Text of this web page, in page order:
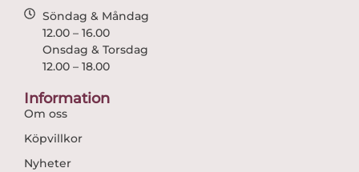
Söndag & Måndag
12.00 – 16.00
Onsdag & Torsdag
12.00 – 18.00
Information
Om oss
Köpvillkor
Nyheter